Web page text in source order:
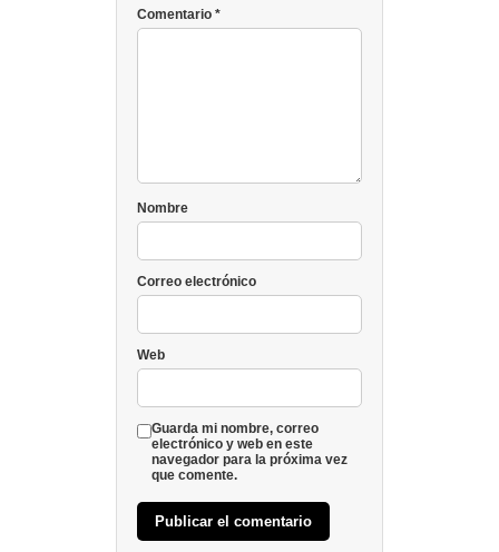
Comentario *
Nombre
Correo electrónico
Web
Guarda mi nombre, correo
electrónico y web en este
navegador para la próxima vez
que comente.